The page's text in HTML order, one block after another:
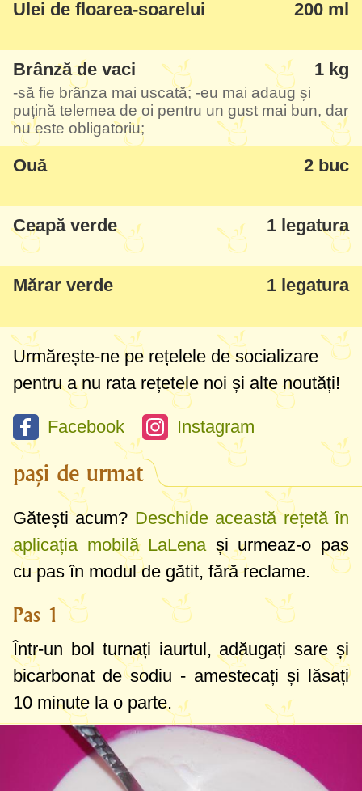
Ulei de floarea-soarelui 200 ml
Brânză de vaci 1 kg
-să fie brânza mai uscată; -eu mai adaug și
puțină telemea de oi pentru un gust mai bun, dar
nu este obligatoriu;
Ouă 2 buc
Ceapă verde 1 legatura
Mărar verde 1 legatura
Urmărește-ne pe rețelele de socializare
pentru a nu rata rețetele noi și alte noutăți!
Facebook Instagram
pași de urmat
Gătești acum? Deschide această rețetă în
aplicația mobilă LaLena și urmeaz-o pas
cu pas în modul de gătit, fără reclame.
Pas 1
Într-un bol turnați iaurtul, adăugați sare și
bicarbonat de sodiu - amestecați și lăsați
10 minute la o parte.